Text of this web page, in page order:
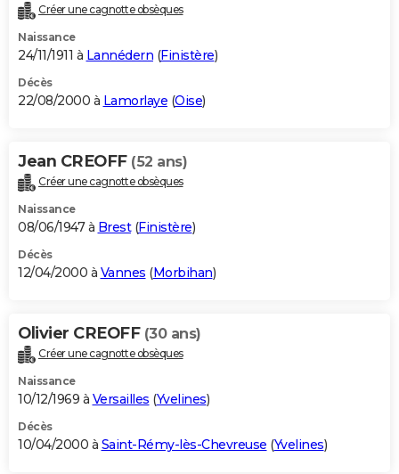
Créer une cagnotte obsèques
Naissance
24/11/1911 à Lannédern (Finistère)
Décès
22/08/2000 à Lamorlaye (Oise)
Jean CREOFF (52 ans)
Créer une cagnotte obsèques
Naissance
08/06/1947 à Brest(Finistère)
Décès
12/04/2000 à Vannes (Morbihan)
Olivier CREOFF (30 ans)
Créer une cagnotte obsèques
Naissance
10/12/1969 à Versailles (Yvelines)
Décès
10/04/2000 à Saint-Rémy-lès-Chevreuse (Yvelines)